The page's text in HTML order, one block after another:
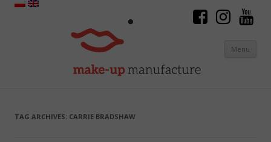
Menu
TAG ARCHIVES: CARRIE BRADSHAW